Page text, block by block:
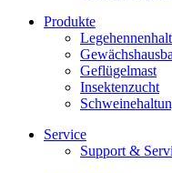
Produkte
Geflügelmast
Insektenzucht
Service
Support &